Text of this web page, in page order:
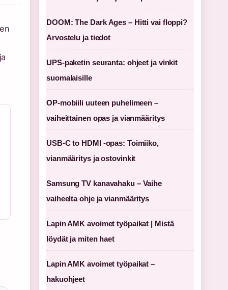
DOOM: The Dark Ages – Hitti vai floppi?
Arvostelu ja tiedot
UPS-paketin seuranta: ohjeet ja vinkit
suomalaisille
OP-mobiili uuteen puhelimeen –
vaiheittainen opas ja vianmääritys
USB-C to HDMI -opas: Toimiiko,
vianmääritys ja ostovinkit
Samsung TV kanavahaku – Vaihe
vaiheelta ohje ja vianmääritys
Lapin AMK avoimet työpaikat | Mistä
löydät ja miten haet
Lapin AMK avoimet työpaikat –
hakuohjeet